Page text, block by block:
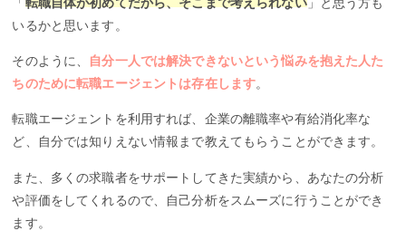
いるかと思います。
そのように、
自分一人では解決できないという悩みを抱えた人た
ちのために転職エージェントは存在します。
転職エージェントを利用すれば、企業の離職率や有給消化率な
ど、自分では知りえない情報まで教えてもらうことができます。
また、多くの求職者をサポートしてきた実績から、あなたの分析
や評価をしてくれるので、自己分析をスムーズに行うことができ
ます。